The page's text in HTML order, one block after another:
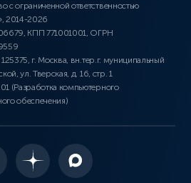
с ограниченной ответственностью
2014-2026
КПП 771001001, ОГРН
г. Москва, вн.тер.г. муниципальный
ул. Тверская, д. 16, стр. 1
(Разработка компьютерного
обеспечения)